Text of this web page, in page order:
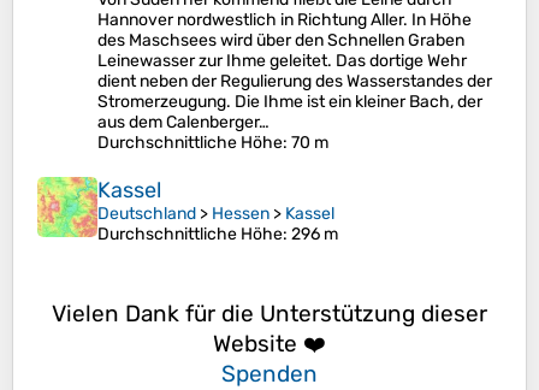
Hannover nordwestlich in Richtung Aller. In Höhe
des Maschsees wird über den Schnellen Graben
Leinewasser zur Ihme geleitet. Das dortige Wehr
dient neben der Regulierung des Wasserstandes der
Stromerzeugung. Die Ihme ist ein kleiner Bach, der
aus dem Calenberger…
Durchschnittliche Höhe: 70 m
Kassel
Deutschland > Hessen > Kassel
Durchschnittliche Höhe: 296 m
Vielen Dank für die Unterstützung dieser
Website ❤️
Spenden